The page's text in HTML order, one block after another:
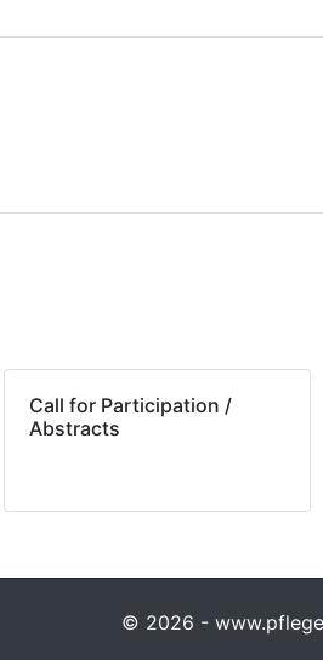
Call for Participation /
Abstracts
© 2026 -